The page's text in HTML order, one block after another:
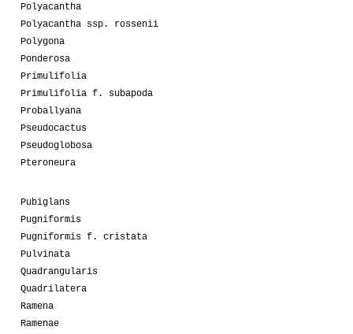
Polyacantha
Polyacantha ssp. rossenii
Polygona
Ponderosa
Primulifolia
Primulifolia f. subapoda
Proballyana
Pseudocactus
Pseudoglobosa
Pteroneura
Pubiglans
Pugniformis
Pugniformis f. cristata
Pulvinata
Quadrangularis
Quadrilatera
Ramena
Ramenae